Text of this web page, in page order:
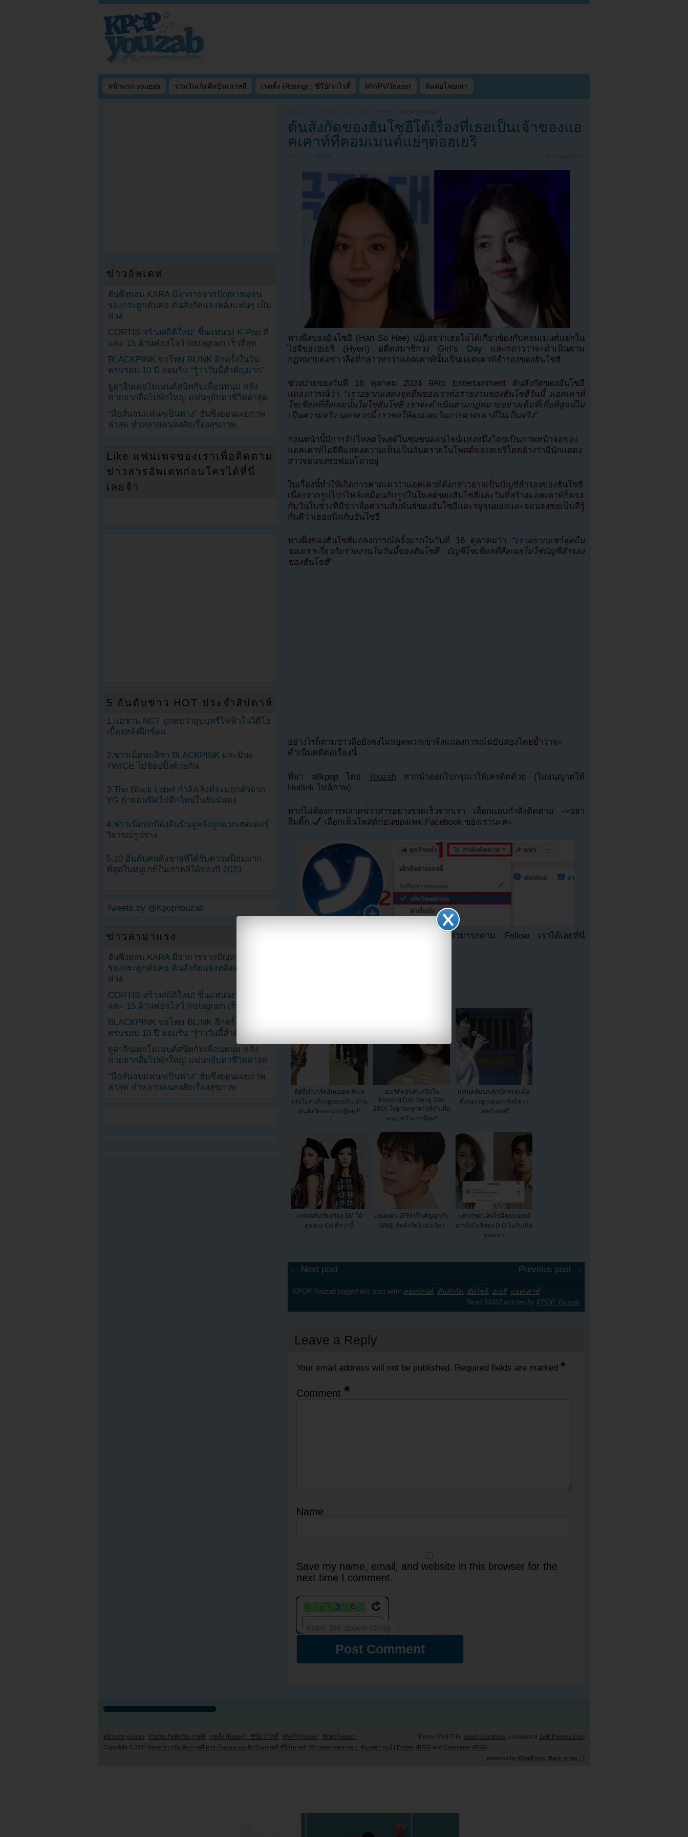
หน้าแรก youzab รวมวันเกิดศิลปินเกาหลี เรตติ้ง (Rating) : ซีรี่ย์/วาไรตี้ MV/PV/Teaser ติดต่อโฆษณา
KPOP YOUZAB
ต้นสังกัดของฮันโซฮีโต้เรื่องที่เธอเป็นเจ้าของแอ
คเคาท์ที่คอมเมนต์แย่ๆต่อฮเยริ
NEWS NO COMMENTS
ทางฝั่งของฮันโซฮี (Han So Hee) ปฏิเสธว่าเธอไม่ได้เกี่ยวข้องกับคอมเมนต์แย่ๆใน
ไอจีของฮเยริ (Hyeri) อดีตสมาชิกวง Girl’s Day และกล่าวว่าจะดำเนินตาม
กฎหมายต่อข่าวลือที่กล่าวหาว่าแอคเคาท์นั้นเป็นแอคเคาท์สำรองของฮันโซฮี
ช่วงบ่ายของวันที่ 16 ตุลาคม 2024 9Ato Entertainment ต้นสังกัดของฮันโซฮี
แถลงการณ์ว่า “เราอยากแสดงจุดยืนของเราต่อรายงานของฮันโซฮีวันนี้ แอคเคาท์
โซเชียลที่สื่อเผยนั้นไม่ใช่ฮันโซฮี เราจะดำเนินตามกฎหมายอย่างเต็มที่เพื่อพิสูจน์ไม่
เป็นความจริง นอกจากนี้ เราขอให้คุณงดเว้นการคาดเดาที่ไม่เป็นจริง”
ก่อนหน้านี้มีการอัปโหลดโพสต์ในชุมชนออนไลน์แห่งหนึ่งโดยเป็นภาพหน้าจอของ
แอคเคาท์ไอจีที่แสดงความเห็นเป็นอันตรายในโพสต์ของฮเยริโดยอ้างว่ามีนักแสดง
สาวจอนจงซอฟอลโลวอยู่
ในเรื่องนี้ทำให้เกิดการคาดเดาว่าแอคเคาท์ดังกล่าวอาจเป็นบัญชีสำรองของฮันโซฮี
เนื่องจากรูปโปรไฟล์เหมือนกับรูปในโพสต์ของฮันโซฮีและวันที่สร้างแอคเคาท์ก็ตรง
กับวันในช่วงที่มีข่าวลือความสัมพันธ์ของฮันโซฮีและรยูจุนยอลและจอนจงซอเป็นที่รู้
กันดีว่าเธอสนิทกับฮันโซฮี
ทางฝั่งของฮันโซฮีแถลงการณ์ครั้งแรกในวันที่ 16 ตุลาคมว่า “เราอยากแชร์จุดยืน
ของเราเกี่ยวกับรายงานในวันนี้ของฮันโซฮี บัญชีโซเชียลที่สื่อเผยไม่ใช่บัญชีสำรอง
ของฮันโซฮี”
อย่างไรก็ตามข่าวลือยังคงไม่หยุดพวกเขาจึงแถลงการณ์ฉบับสองโดยย้ำว่าจะ
ดำเนินคดีต่อเรื่องนี้
ที่มา allkpop โดย Youzabหากนำออกไปกรุณาให้เครดิตด้วย (ไม่อนุญาตให้
Hotlink ไฟล์ภาพ)
หากไม่ต้องการพลาดข่าวสารอย่างรวดเร็วจากเรา เลือกแถบกำลังติดตาม ->อย่า
ลืมติ๊ก
เลือกเห็นโพสต์ก่อนของเพจ Facebook ของเรานะคะ
ตอนนี้แฟนๆสามารถติดตามเราได้อีกช่องทางสามารถตาม Follow เราได้เลยที่นี่
ลือหึ่ง!!ปาร์คฮันบยอลเลิกเซ
เว่นไปคบกับรยูฮยอนจิน ด้าน
ต้นสังกัดออกมาปฏิเสธ!!
ฮเยริติดอันดับหนึ่งใน
Myeong Dan Gong Gae
2016 ในฐานะลูกสาวที่ทำเพื่อ
ครอบครัวมากที่สุด!!
แฟนคลับยกเลิกบัตรแฟนมีต
ติ้งของรยูจุนยอลหลังมีข่าว
เดทกับฮเยริ
แฟนคลับเรียกร้อง SM ให้
ดูแลวง f(x) ดีกว่านี้
แทคยอน 2PM เซ็นสัญญากับ
WME ต้นสังกัดในอเมริกา
แฟนๆชอบฮันโซฮีคอมเมนต์
ฮาๆในไอจีของ D.O ในวันเกิด
ของเขา
← Next post Previous post →
KPOP Youzab tagged this post with: คอมเมนต์ ต้นสังกัด ฮันโซฮี, ฮเยริ, แอคเคาท์
Read 34483 articles by KPOP Youzab
Leave a Reply
Your email address will not be published. Required fields are marked *
Comment *
Name
Save my name, email, and website in this browser for the
next time I comment.
ข่าวอัพเดท
ฮันซึงยอน KARA มีอาการจากปัญหาหมอน
รองกระดูกต้นคอ ต้นสังกัดแจงหลังแฟนๆ เป็น
ห่วง
CORTIS สร้างสถิติใหม่! ขึ้นแท่นวง K-Pop ที่
แตะ 15 ล้านฟอลโลว์ Instagram เร็วที่สุด
BLACKPINK ขอโทษ BLINK อีกครั้งในวัน
ครบรอบ 10 ปี ยอมรับ “รู้ว่าวันนี้สำคัญมาก”
ยูอาอินเผยโมเมนต์สนิทกับเพื่อนหนุ่ม หลัง
หายจากสื่อไปพักใหญ่ แฟนๆจับตาชีวิตล่าสุด
“มือสั่นจนแฟนๆเป็นห่วง” ฮันซึงยอนเผยภาพ
ล่าสุด ทำหลายคนสงสัยเรื่องสุขภาพ
Like แฟนเพจของเราเพื่อติดตาม
ข่าวสารอัพเดทก่อนใครได้ที่นี่
เลยจ้า
5 อันดับข่าว HOT ประจำสัปดาห์
1.แฮชาน NCT ถูกพบว่าสูบบุหรี่ไฟฟ้าในวิดีโอ
เบื้องหลังฝึกซ้อม
2.ชาวเน็ตพบลิซ่า BLACKPINK และมินะ
TWICE ไปช้อปปิ้งด้วยกัน
3.The Black Label กำลังเล็งที่จะแยกตัวจาก
YG ย้ายอฟฟิศไปตึกใหม่ในฮันนัมดง
4.ชาวเน็ตปกป้องคิมมินจูหลังถูกพวกเฮดเตอร์
วิจารณ์รูปร่าง
5.10 อันดับคนดังชายที่ได้รับความนิยมมาก
ที่สุดในหมู่เกย์ในเกาหลีใต้ของปี 2023
Tweets by @KpopYouzab
ข่าวล่ามาแรง
ฮันซึงยอน KARA มีอาการจากปัญหาหมอน
รองกระดูกต้นคอ ต้นสังกัดแจงหลังแฟนๆ เป็น
ห่วง
CORTIS สร้างสถิติใหม่! ขึ้นแท่นวง K-Pop ที่
แตะ 15 ล้านฟอลโลว์ Instagram เร็วที่สุด
BLACKPINK ขอโทษ BLINK อีกครั้งในวัน
ครบรอบ 10 ปี ยอมรับ “รู้ว่าวันนี้สำคัญมาก”
ยูอาอินเผยโมเมนต์สนิทกับเพื่อนหนุ่ม หลัง
หายจากสื่อไปพักใหญ่ แฟนๆจับตาชีวิตล่าสุด
“มือสั่นจนแฟนๆเป็นห่วง” ฮันซึงยอนเผยภาพ
ล่าสุด ทำหลายคนสงสัยเรื่องสุขภาพ
หน้าแรก youzab รวมวันเกิดศิลปินเกาหลี เรตติ้ง (Rating) : ซีรี่ย์/วาไรตี้ MV/PV/Teaser ติดต่อโฆษณา Theme SWIFT by Satish Gandham , a product of SwiftThemes.Com
Copyright © 2011 Kpop ข่าวบันเทิงเกาหลี ดาราไอดอล และศิลปินเกาหลี ซีรี่ย์เกาหลี MV เพลง ละคร แซ่บ..ทันเหตุการณ์ | Entries (RSS) and Comments (RSS)
powered by WordPress [Back to top ↑ ]